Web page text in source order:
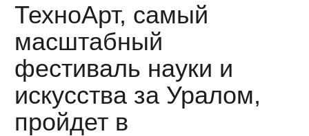
ТехноАрт, самый
масштабный
фестиваль науки и
искусства за Уралом,
пройдет в